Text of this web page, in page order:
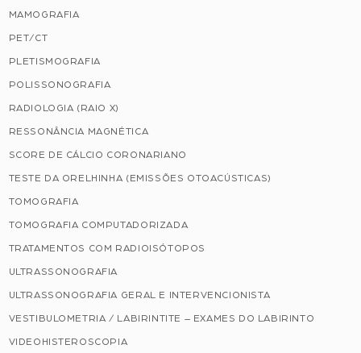
MAMOGRAFIA
PET/CT
PLETISMOGRAFIA
POLISSONOGRAFIA
RADIOLOGIA (RAIO X)
RESSONÂNCIA MAGNÉTICA
SCORE DE CÁLCIO CORONARIANO
TESTE DA ORELHINHA (EMISSÕES OTOACÚSTICAS)
TOMOGRAFIA
TOMOGRAFIA COMPUTADORIZADA
TRATAMENTOS COM RADIOISÓTOPOS
ULTRASSONOGRAFIA
ULTRASSONOGRAFIA GERAL E INTERVENCIONISTA
VESTIBULOMETRIA / LABIRINTITE – EXAMES DO LABIRINTO
VIDEOHISTEROSCOPIA